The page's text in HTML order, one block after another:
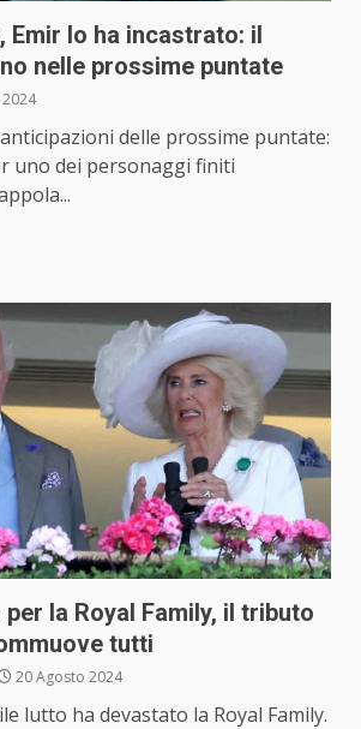
Emir lo ha incastrato: il
nelle prossime puntate
delle prossime puntate:
uno dei personaggi finiti
la Royal Family, il tributo
tutti
20 Agosto 2024
lutto ha devastato la Royal Family.